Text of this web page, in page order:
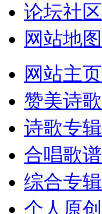
论坛社区
网站地图
网站主页
赞美诗歌
诗歌专辑
合唱歌谱
综合专辑
个人原创